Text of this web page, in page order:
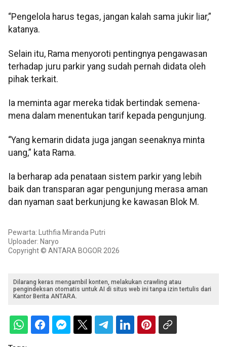
“Pengelola harus tegas, jangan kalah sama jukir liar,”
katanya.
Selain itu, Rama menyoroti pentingnya pengawasan
terhadap juru parkir yang sudah pernah didata oleh
pihak terkait.
Ia meminta agar mereka tidak bertindak semena-
mena dalam menentukan tarif kepada pengunjung.
“Yang kemarin didata juga jangan seenaknya minta
uang,” kata Rama.
Ia berharap ada penataan sistem parkir yang lebih
baik dan transparan agar pengunjung merasa aman
dan nyaman saat berkunjung ke kawasan Blok M.
Pewarta: Luthfia Miranda Putri
Uploader: Naryo
Copyright © ANTARA BOGOR 2026
Dilarang keras mengambil konten, melakukan crawling atau
pengindeksan otomatis untuk AI di situs web ini tanpa izin tertulis dari
Kantor Berita ANTARA.